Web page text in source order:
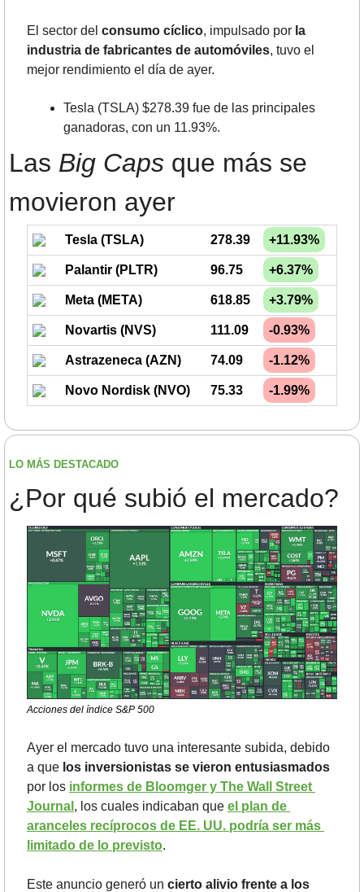
El sector del consumo cíclico, impulsado por la
industria de fabricantes de automóviles, tuvo el
mejor rendimiento el día de ayer.
Tesla (TSLA) $278.39 fue de las principales
ganadoras, con un 11.93%.
Las Big Caps que más se
movieron ayer
Tesla (TSLA) 278.39 +11.93%
Palantir (PLTR) 96.75 +6.37%
Meta (META) 618.85 +3.79%
Novartis (NVS) 111.09 -0.93%
Astrazeneca (AZN) 74.09 -1.12%
Novo Nordisk (NVO) 75.33 -1.99%
LO MÁS DESTACADO
¿Por qué subió el mercado?
Acciones del índice S&P 500
Ayer el mercado tuvo una interesante subida, debido
a que los inversionistas se vieron entusiasmados
por los informes de Bloomger y The Wall Street
Journal , los cuales indicaban que el plan de
aranceles recíprocos de EE. UU. podría ser más
limitado de lo previsto.
Este anuncio generó un cierto alivio frente a los